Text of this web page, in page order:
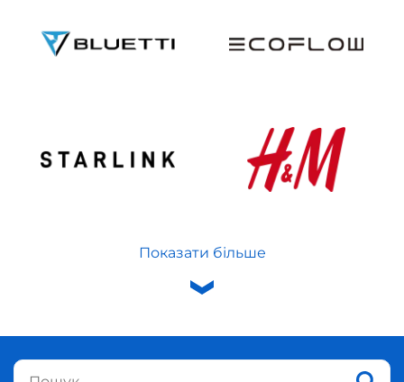
Показати більше